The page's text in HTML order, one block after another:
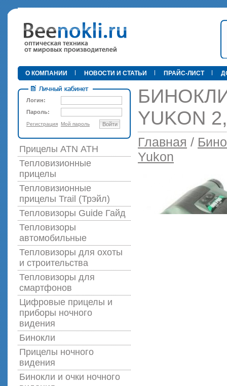
•
89 000
О КОМПАНИИ НОВОСТИ И СТАТЬИ ПРАЙС-ЛИСТ
Логин:
Пароль:
Регистрация Мой пароль Войти
Прицелы ATN АТН
Тепловизионные
прицелы
Тепловизионные
прицелы Trail (Трэйл)
Тепловизоры Guide Гайд
Тепловизоры
автомобильные
Тепловизоры для охоты
и строительства
Тепловизоры для
смартфонов
Цифровые прицелы и
приборы ночного
видения
Бинокли
Прицелы ночного
видения
Бинокли и очки ночного
YUKON
Главная /
Yukon